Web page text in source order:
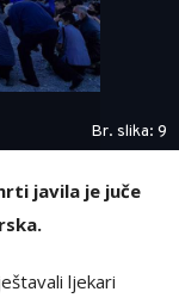
Br. slika: 9
javila je juče
ljekari